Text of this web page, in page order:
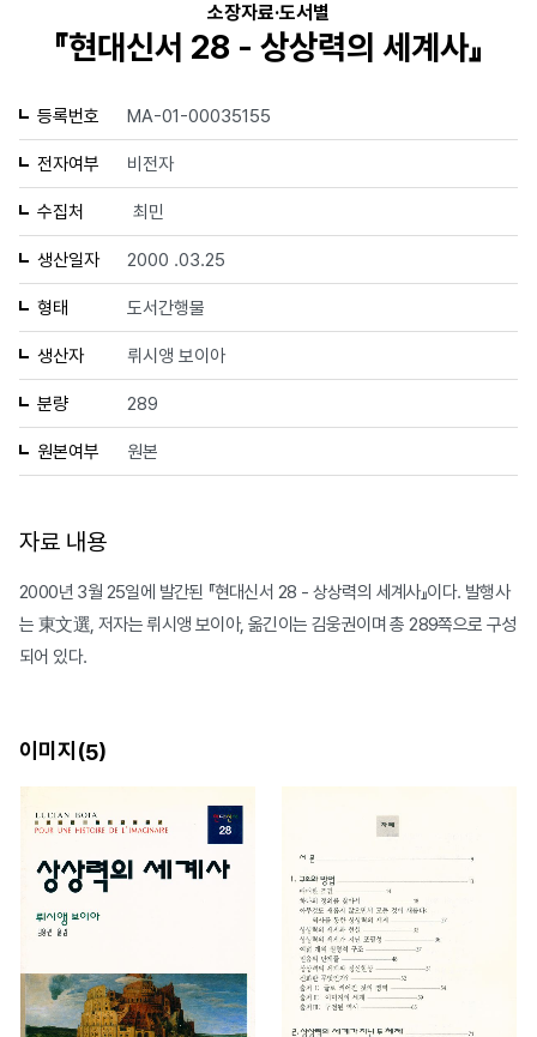
소장자료·도서별
『현대신서 28 - 상상력의 세계사』
등록번호 MA-01-00035155
전자여부 비전자
수집처 최민
생산일자 2000 .03.25
형태 도서간행물
생산자 뤼시앵 보이아
분량 289
원본여부 원본
자료 내용
2000년 3월 25일에 발간된 『현대신서 28 - 상상력의 세계사』이다. 발행사
는 東文選, 저자는 뤼시앵 보이아, 옮긴이는 김웅권이며 총 289쪽으로 구성
되어 있다.
이미지(5)